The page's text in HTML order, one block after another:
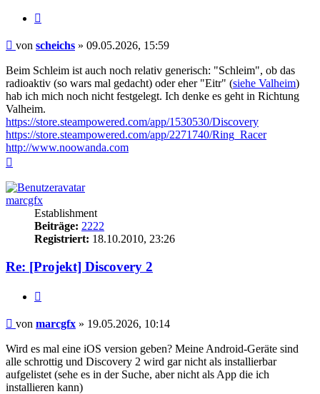
Beitrag
von scheichs » 09.05.2026, 15:59
Beim Schleim ist auch noch relativ generisch: "Schleim", ob das
radioaktiv (so wars mal gedacht) oder eher "Eitr" (siehe Valheim)
hab ich mich noch nicht festgelegt. Ich denke es geht in Richtung
Valheim.
https://store.steampowered.com/app/1530530/Discovery
https://store.steampowered.com/app/2271740/Ring_Racer
http://www.noowanda.com
marcgfx
Establishment
Beiträge: 2222
Registriert: 18.10.2010, 23:26
Re: [Projekt] Discovery 2
Beitrag
von marcgfx » 19.05.2026, 10:14
Wird es mal eine iOS version geben? Meine Android-Geräte sind
alle schrottig und Discovery 2 wird gar nicht als installierbar
aufgelistet (sehe es in der Suche, aber nicht als App die ich
installieren kann)